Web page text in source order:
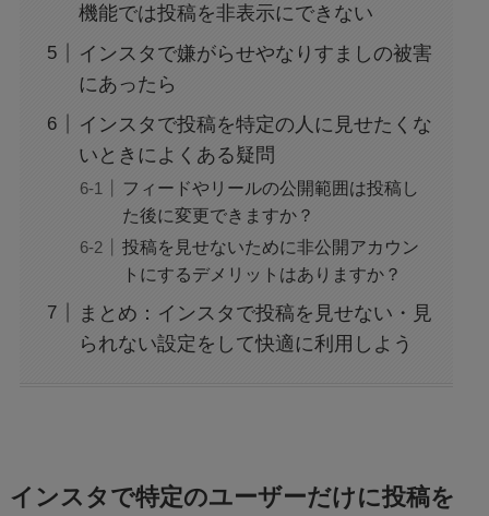
機能では投稿を非表示にできない
インスタで嫌がらせやなりすましの被害
にあったら
インスタで投稿を特定の人に見せたくな
いときによくある疑問
フィードやリールの公開範囲は投稿し
た後に変更できますか？
投稿を見せないために非公開アカウン
トにするデメリットはありますか？
まとめ：インスタで投稿を見せない・見
られない設定をして快適に利用しよう
インスタで特定のユーザーだけに投稿を